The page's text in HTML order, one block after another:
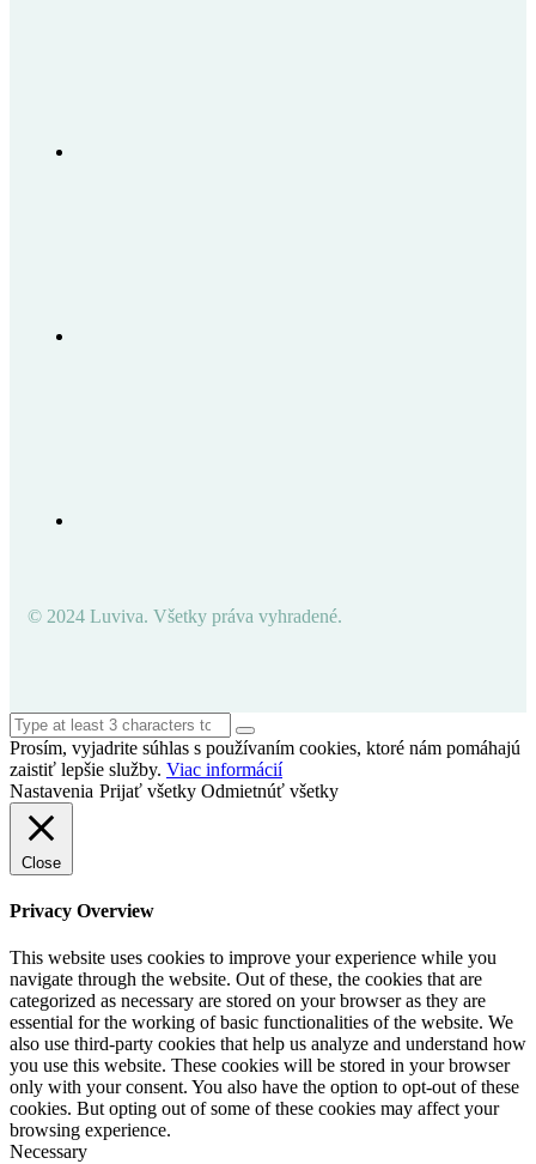
© 2024 Luviva. Všetky práva vyhradené.
Prosím, vyjadrite súhlas s používaním cookies, ktoré nám pomáhajú
zaistiť lepšie služby. Viac informácií
Nastavenia Prijať všetky Odmietnúť všetky
Close
Privacy Overview
This website uses cookies to improve your experience while you
navigate through the website. Out of these, the cookies that are
categorized as necessary are stored on your browser as they are
essential for the working of basic functionalities of the website. We
also use third-party cookies that help us analyze and understand how
you use this website. These cookies will be stored in your browser
only with your consent. You also have the option to opt-out of these
cookies. But opting out of some of these cookies may affect your
browsing experience.
Necessary